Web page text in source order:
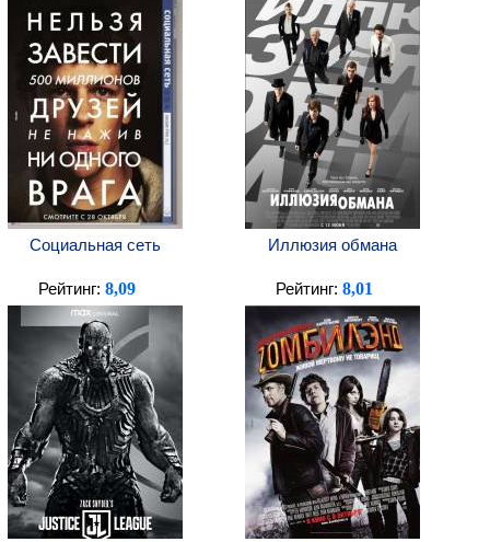
Социальная сеть Иллюзия обмана
Рейтинг: 8,09 Рейтинг: 8,01